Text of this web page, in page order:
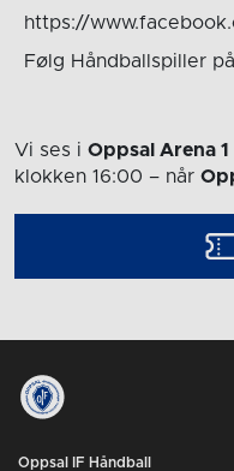
https://
Følg Håndballspiller på
Vi ses i Oppsal Arena 1
klokken 16:00 – når
Oppsal IF Håndball